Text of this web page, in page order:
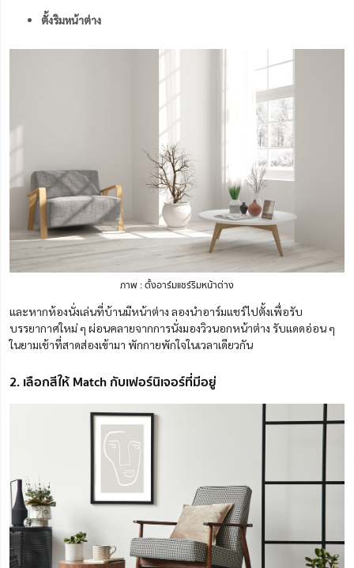
ตั้งริมหน้าต่าง
ภาพ : ตั้งอาร์มแชร์ริมหน้าต่าง
และหากห้องนั่งเล่นที่บ้านมีหน้าต่าง ลองนำอาร์มแชร์ไปตั้งเพื่อรับ
บรรยากาศใหม่ ๆ ผ่อนคลายจากการนั่งมองวิวนอกหน้าต่าง รับแดดอ่อน ๆ
ในยามเช้าที่สาดส่องเข้ามา พักกายพักใจในเวลาเดียวกัน
2. เลือกสีให้ Match กับเฟอร์นิเจอร์ที่มีอยู่